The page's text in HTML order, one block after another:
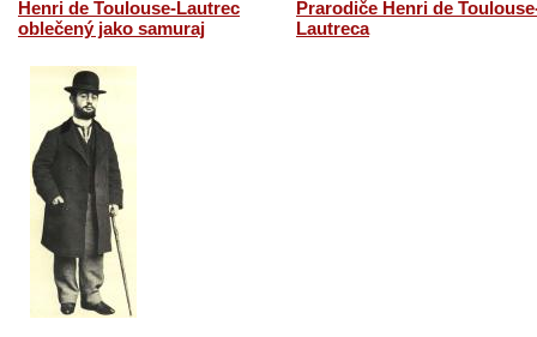
Henri de Toulouse-Lautrec
oblečený jako samuraj
Prarodiče Henri de
Lautreca